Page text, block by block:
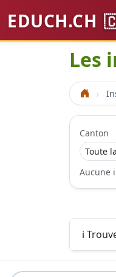
EDUCH.CH
Les
Accueil
Canton
Aucune
ℹ️